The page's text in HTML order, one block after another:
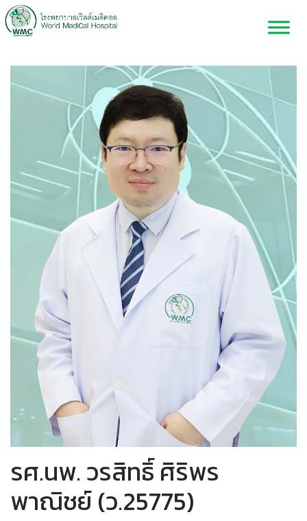
รศ.นพ. วรสิทธิ์ ศิริพร
พาณิชย์ (ว.25775)